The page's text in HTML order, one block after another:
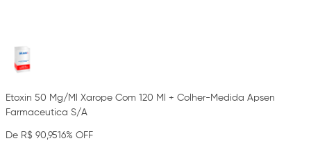
Etoxin 50 Mg/Ml Xarope Com 120 Ml + Colher-Medida Apsen
Farmaceutica S/A
De R$ 90,9516% OFF